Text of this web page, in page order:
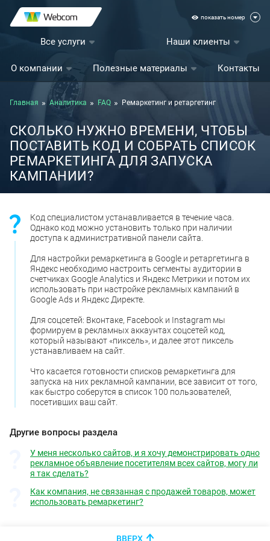
показать номер
Все услуги Наши клиенты
О компании Полезные материалы Контакты
Главная Аналитика FAQ Ремаркетинг и ретаргетинг
СКОЛЬКО НУЖНО ВРЕМЕНИ, ЧТОБЫ
ПОСТАВИТЬ КОД И СОБРАТЬ СПИСОК
РЕМАРКЕТИНГА ДЛЯ ЗАПУСКА
КАМПАНИИ?
Код специалистом устанавливается в течение часа.
Однако код можно установить только при наличии
доступа к административной панели сайта.
Для настройки ремаркетинга в Google и ретаргетинга в
Яндекс необходимо настроить сегменты аудитории в
счетчиках Google Analytics и Яндекс Метрики и потом их
использовать при настройке рекламных кампаний в
Google Ads и Яндекс Директе.
Для соцсетей: Вконтаке, Facebook и Instagram мы
формируем в рекламных аккаунтах соцсетей код,
который называют «пиксель», и далее этот пиксель
устанавливаем на сайт.
Что касается готовности списков ремаркетинга для
запуска на них рекламной кампании, все зависит от того,
как быстро соберутся в список 100 пользователей,
посетивших ваш сайт.
Другие вопросы раздела
У меня несколько сайтов, и я хочу демонстрировать одно
рекламное объявление посетителям всех сайтов, могу ли
я так сделать?
Как компания, не связанная с продажей товаров, может
использовать ремаркетинг?
ВВЕРХ